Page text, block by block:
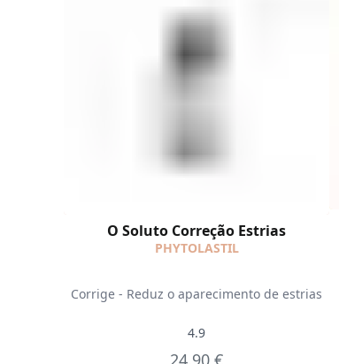
O Soluto Correção Estrias
PHYTOLASTIL
Corrige - Reduz o aparecimento de estrias
4.9
24,90 €